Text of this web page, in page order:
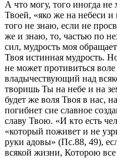
А что могу, того иногда не
Твоей, «яко же на небеси и
того не знаю, если не
же и знаю, то, частью по
сил, мудрость моя
Твоя истинная мудрость.
не может противиться
владычествующий над
тво­ришь Ты на небе и на
будет же воля Твоя в нас,
погибнет сие славное
славу Твою. «И кто есть
«который поживет и не
руки адовы» (Пс.88, 49),
всякой жизни, Кото­рою